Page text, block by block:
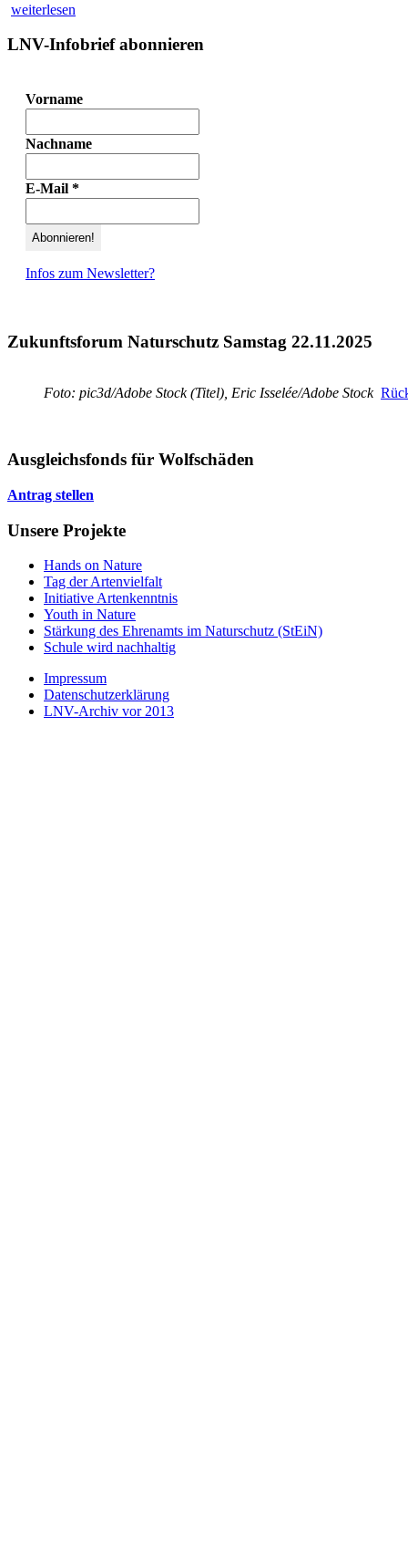
weiterlesen
LNV-Infobrief abonnieren
Vorname
Nachname
E-Mail *
Infos zum Newsletter?
Zukunftsforum Naturschutz Samstag 22.11.2025
Foto: pic3d/Adobe Stock (Titel), Eric Isselée/Adobe Stock
Ausgleichsfonds für Wolfschäden
Antrag stellen
Unsere Projekte
Hands on Nature
Tag der Artenvielfalt
Initiative Artenkenntnis
Youth in Nature
Stärkung des Ehrenamts im Naturschutz (StEiN)
Schule wird nachhaltig
Impressum
Datenschutzerklärung
LNV-Archiv vor 2013